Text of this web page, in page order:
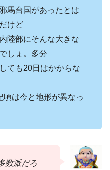
馬台国があったとは
けど
陸部にそんな大きな
しょ。多分
ても20日はかからな
頃は今と地形が異なっ
数派だろ